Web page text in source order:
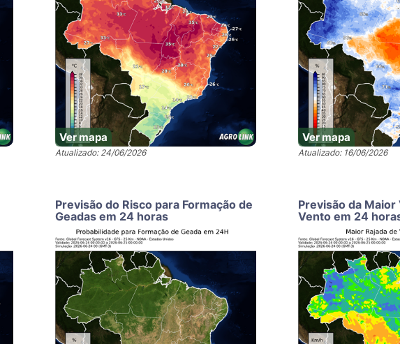
Ver mapa
Atualizado: 24/06/2026
Ver mapa
Atualizado: 16/06/2026
Previsão do Risco para Formação de
Geadas em 24 horas
Previsão da
Vento em 24